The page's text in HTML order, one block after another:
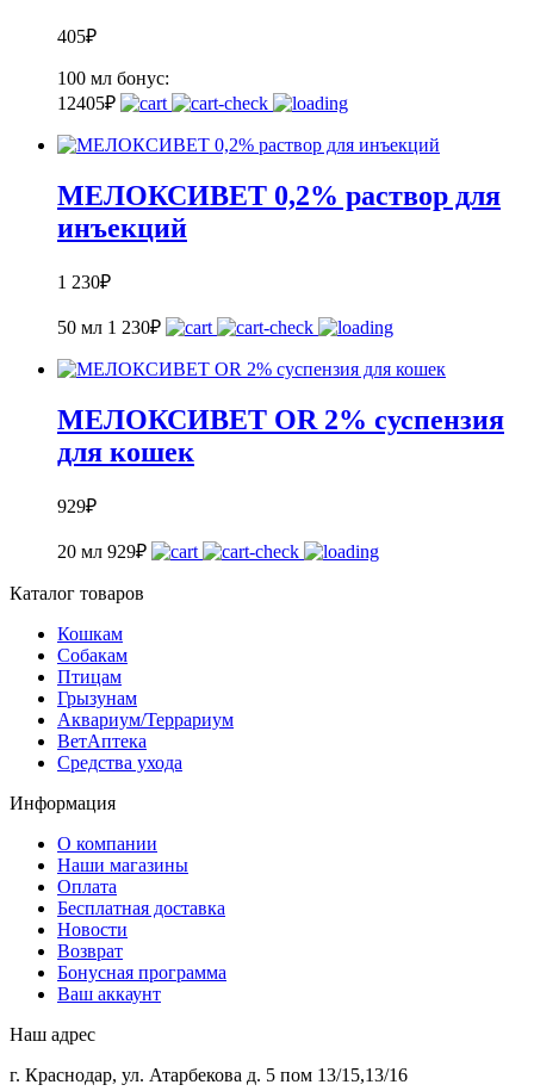
405₽
100 мл бонус:
12405₽
МЕЛОКСИВЕТ 0,2% раствор для
инъекций
1 230₽
50 мл 1 230₽
МЕЛОКСИВЕТ OR 2% суспензия
для кошек
929₽
20 мл 929₽
Каталог товаров
Кошкам
Собакам
Птицам
Грызунам
Аквариум/Террариум
ВетАптека
Средства ухода
Информация
О компании
Наши магазины
Оплата
Бесплатная доставка
Новости
Возврат
Бонусная программа
Ваш аккаунт
Наш адрес
г. Краснодар, ул. Атарбекова д. 5 пом 13/15,13/16